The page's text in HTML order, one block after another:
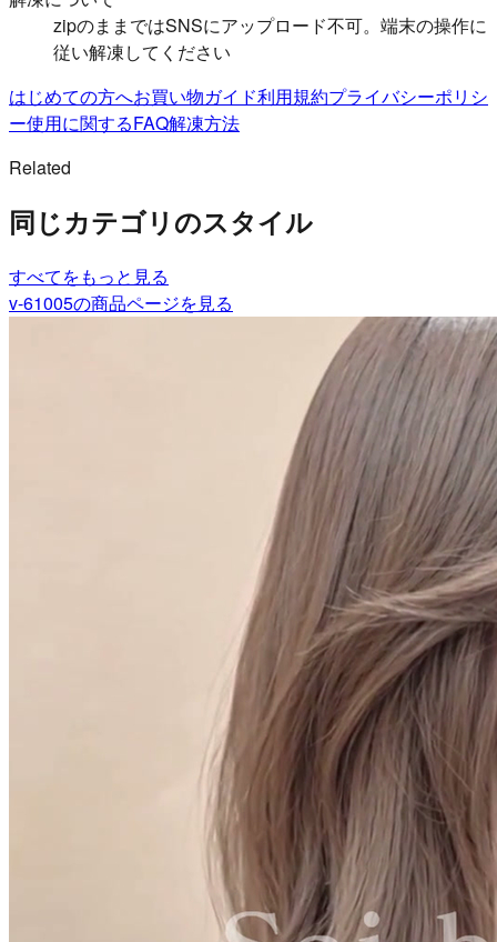
zipのままではSNSにアップロード不可。端末の操作に
従い解凍してください
はじめての方へお買い物ガイド利用規約プライバシーポリシ
ー使用に関するFAQ解凍方法
Related
同じカテゴリのスタイル
すべてをもっと見る
v-61005の商品ページを見る